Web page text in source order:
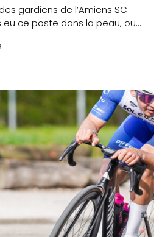
gardiens de l’Amiens SC
ce poste dans la peau, ou...